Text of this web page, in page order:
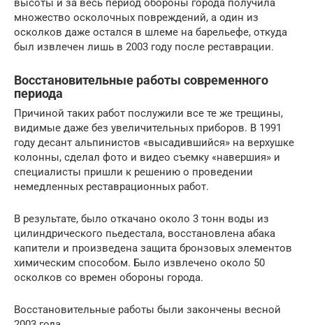
высоты и за весь период обороны города получила
множество осколочных повреждений, а один из
осколков даже остался в шлеме на барельефе, откуда
был извлечен лишь в 2003 году после реставрации.
Восстановительные работы современного
периода
Причиной таких работ послужили все те же трещины,
видимые даже без увеличительных приборов. В 1991
году десант альпинистов «высадившийся» на верхушке
колонны, сделал фото и видео съемку «навершия» и
специалисты пришли к решению о проведении
немедленных реставрационных работ.
В результате, было откачано около 3 тонн воды из
цилиндрического пьедестала, восстановлена абака
капители и произведена защита бронзовых элементов
химическим способом. Было извлечено около 50
осколков со времен обороны города.
Восстановительные работы были закончены весной